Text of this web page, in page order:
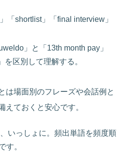
「shortlist」「final interview」
」と「13th month pay」
を区別して理解する。
は場面別のフレーズや会話例と
えておくと安心です。
いっしょに。頻出単語を頻度順
す。